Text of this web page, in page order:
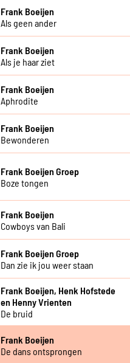
Frank Boeijen
Als geen ander
Frank Boeijen
Als je haar ziet
Frank Boeijen
Aphrodite
Frank Boeijen
Bewonderen
Frank Boeijen Groep
Boze tongen
Frank Boeijen
Cowboys van Bali
Frank Boeijen Groep
Dan zie ik jou weer staan
Frank Boeijen, Henk Hofstede
en Henny Vrienten
De bruid
Frank Boeijen
De dans ontsprongen